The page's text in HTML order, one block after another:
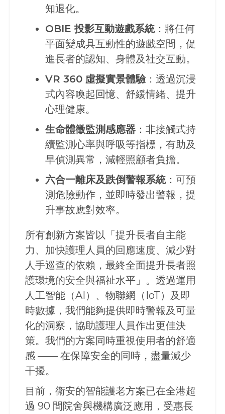
知退化。
OBIE 投影互動遊戲系統：將任何
平面變成具互動性的遊戲空間，促
進長者的認知、身體及社交互動。
VR 360 虛擬實景體驗：透過沉浸
式內容喚起回憶、舒緩情緒、提升
心理健康。
生命體徵監測感應器 ：非接觸式持
續監測心率與呼吸等指標，有助及
早偵測異常，減輕照顧者負擔。
六合一離床及跌倒警報系統：可預
測危險動作，並即時發出警報，提
升事故應對效率。
所有創新方案皆以「提升長者自主能
力、加快護理人員的回應速度、減少對
人手巡查的依賴，最終全面提升長者照
護環境的安全與福祉水平」。透過運用
人工智能（AI）、物聯網（IoT）及即
時數據，我們能夠提供即時警報及可量
化的洞察，協助護理人員作出更佳決
策。我們的方案同時重視使用者的舒適
感 —— 在保障安全的同時，盡量減少
干擾。
目前，衞安的智能護老方案已在全港超
過 90 間院舍與機構廣泛應用，受惠長